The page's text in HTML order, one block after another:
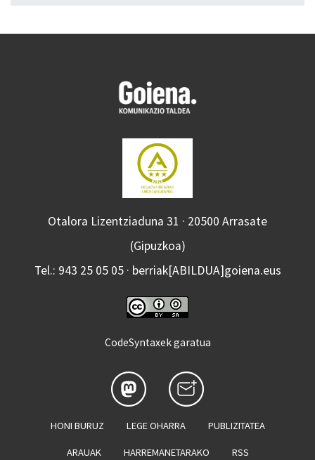
Otalora Lizentziaduna 31 · 20500 Arrasate
(Gipuzkoa)
Tel.: 943 25 05 05 · berriak[ABILDUA]goiena.eus
CodeSyntaxek garatua
HONI BURUZ LEGE OHARRA PUBLIZITATEA
ARAUAK HARREMANETARAKO RSS